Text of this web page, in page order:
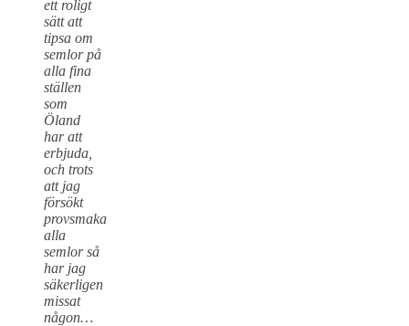
ett roligt
sätt att
tipsa om
semlor på
alla fina
ställen
som
Öland
har att
erbjuda,
och trots
att jag
försökt
provsmaka
alla
semlor så
har jag
säkerligen
missat
någon…